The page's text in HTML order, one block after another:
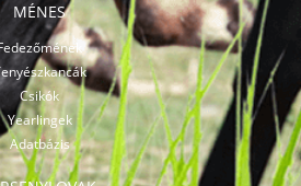
MÉNES
Csikók
Yearlingek
Adatbázis